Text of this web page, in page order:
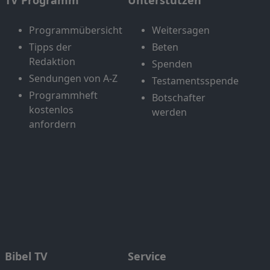
Programmübersicht
Tipps der
Redaktion
Sendungen von A-Z
Programmheft
kostenlos
anfordern
Weitersagen
Beten
Spenden
Testamentsspende
Botschafter
werden
Bibel TV Service